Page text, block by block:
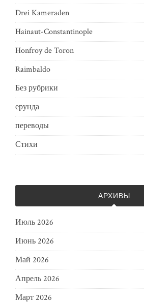
Drei Kameraden
Hainaut-Constantinople
Honfroy de Toron
Raimbaldo
Без рубрики
ерунда
переводы
Стихи
АРХИВЫ
Июль 2026
Июнь 2026
Май 2026
Апрель 2026
Март 2026